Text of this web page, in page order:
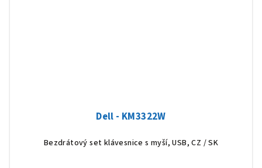
Dell - KM3322W
Bezdrátový set klávesnice s myší, USB, CZ / SK